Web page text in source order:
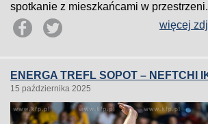
spotkanie z mieszkańcami w
więcej
ENERGA TREFL SOPOT – NEFTCHI
15 października 2025